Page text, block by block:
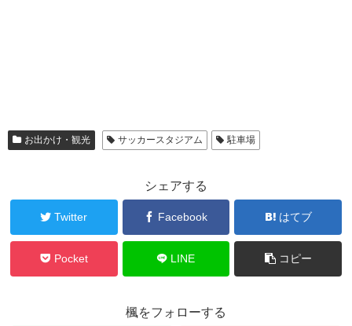
お出かけ・観光 サッカースタジアム 駐車場
シェアする
Twitter Facebook はてブ
Pocket LINE コピー
楓をフォローする